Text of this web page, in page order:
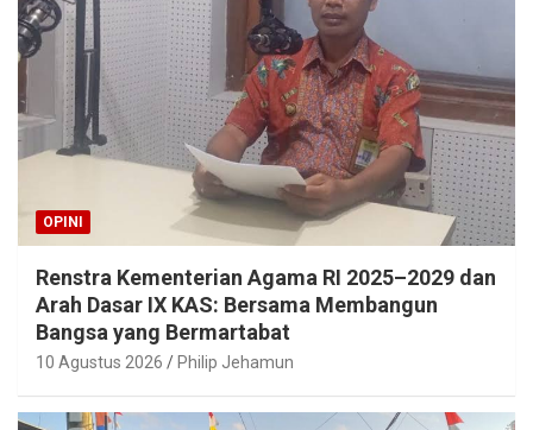
OPINI
Renstra Kementerian Agama RI 2025–2029 dan
Arah Dasar IX KAS: Bersama Membangun
Bangsa yang Bermartabat
10 Agustus 2026 Philip Jehamun